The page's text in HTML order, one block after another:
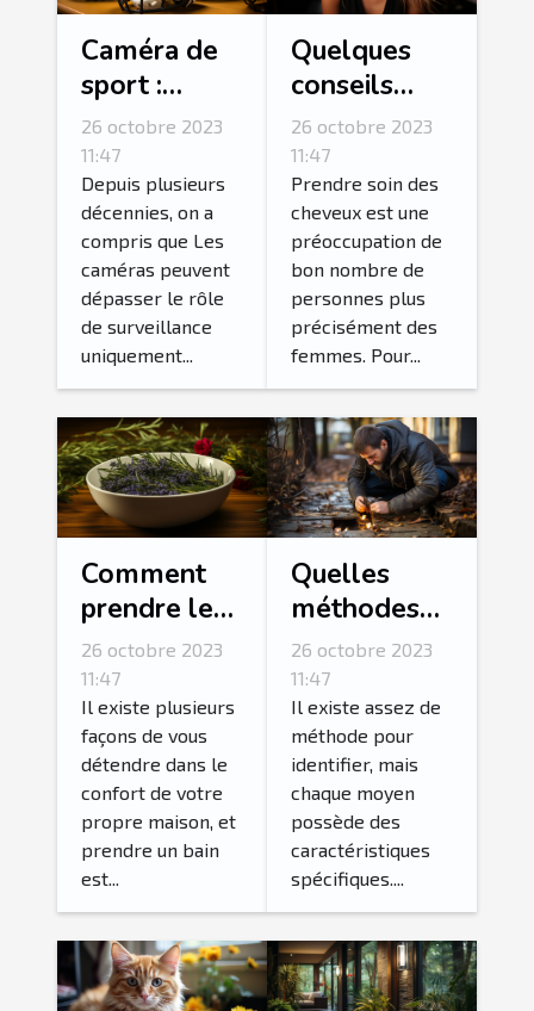
Caméra de
sport :
parlons-en !
26 octobre 2023
11:47
Depuis plusieurs
décennies, on a
compris que Les
caméras peuvent
dépasser le rôle
de surveillance
uniquement...
Quelques
conseils
pour
fortifier ses
cheveux ?
26 octobre 2023
11:47
Prendre soin des
cheveux est une
préoccupation de
bon nombre de
personnes plus
précisément des
femmes. Pour...
Comment
prendre le
bain le plus
relaxant de
votre vie ?
26 octobre 2023
11:47
Il existe plusieurs
façons de vous
détendre dans le
confort de votre
propre maison, et
prendre un bain
est...
Quelles
méthodes
pour
détecter une
fuite d’eau ?
26 octobre 2023
11:47
Il existe assez de
méthode pour
identifier, mais
chaque moyen
possède des
caractéristiques
spécifiques....